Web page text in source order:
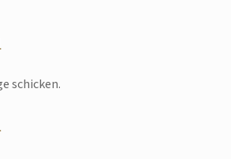
schicken.